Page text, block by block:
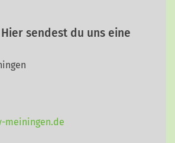
sendest du uns eine
meiningen.de